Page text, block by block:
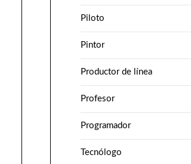
Piloto
Pintor
Productor de línea
Profesor
Programador
Tecnólogo